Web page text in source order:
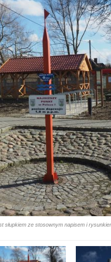
słupkiem ze stosownym napisem i